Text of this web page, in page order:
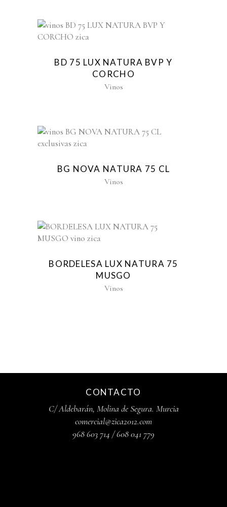
BD 75 LUX NATURA BVP Y
CORCHO
Vinos
BG NOVA NATURA 75 CL
Vinos
BORDELESA LUX NATURA 75
MUSGO
Vinos
CONTACTO
C/ Aldebarán, Molina de Segura. Murcia
comercial@zica2012.com
968 603 714 / 608 041 779